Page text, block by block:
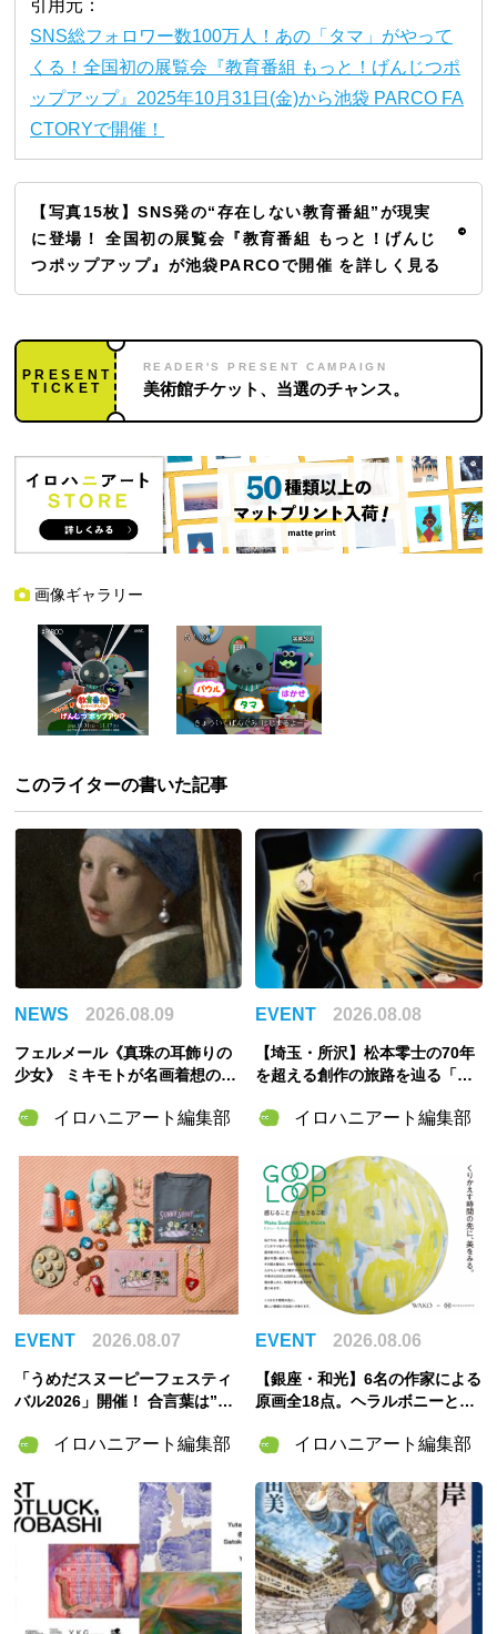
引用元：
SNS総フォロワー数100万人！あの「タマ」がやって
くる！全国初の展覧会『教育番組 もっと！げんじつポ
ップアップ』2025年10月31日(金)から池袋 PARCO FA
CTORYで開催！
【写真15枚】SNS発の“存在しない教育番組”が現実
に登場！ 全国初の展覧会『教育番組 もっと！げんじ
つポップアップ』が池袋PARCOで開催 を詳しく見る
PRESENT
TICKET
READER'S PRESENT CAMPAIGN
美術館チケット、当選のチャンス。
画像ギャラリー
このライターの書いた記事
NEWS 2026.08.09
フェルメール《真珠の耳飾りの
少女》 ミキモトが名画着想の特
イロハニアート編集部
EVENT 2026.08.08
【埼玉・所沢】松本零士の70年
を超える創作の旅路を辿る「松
ジアムで開催決定！
イロハニアート編集部
EVENT 2026.08.07
「うめだスヌーピーフェスティ
バル2026」開催！ 合言葉は”明
特別な2週間
イロハニアート編集部
EVENT 2026.08.06
【銀座・和光】6名の作家による
原画全18点。ヘラルボニーとの
6」8月6日開催
イロハニアート編集部